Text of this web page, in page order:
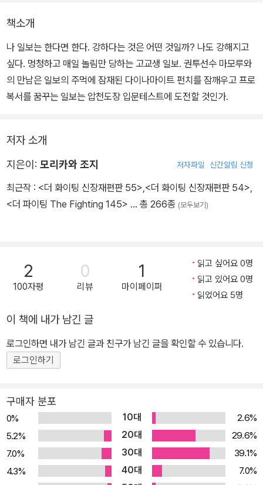
책소개
나 일보는 한다면 한다. 강하다는 것은 어떤 것일까? 나도 강해지고
싶다. 멍청하고 매일 놀림만 당하는 고교생 일보. 권투선수 마모루와
의 만남은 일보의 주먹에 잠재된 다이나마이트 펀치를 잠깨우고 프로
복서를 꿈꾸는 일보는 압천도장 입문테스트에 도전할 것인가.
저자 소개
지은이: 모리카와 조지 저자파일 신간알림 신청
최근작 : <더 화이팅 신장재편판 55>,<더 화이팅 신장재편판 54>,
<더 파이팅 The Fighting 145> … 총 266종 (모두보기)
2
100자평
0
리뷰
1
마이페이퍼
읽고 싶어요 0명
읽고 있어요 0명
읽었어요 5명
이 책에 내가 남긴 글
로그인하면 내가 남긴 글과 친구가 남긴 글을 확인할 수 있습니다.
로그인하기
구매자 분포
0% 10대
2.6%
5.2%
20대
29.6%
7.0%
30대
39.1%
4.3%
40대
7.0%